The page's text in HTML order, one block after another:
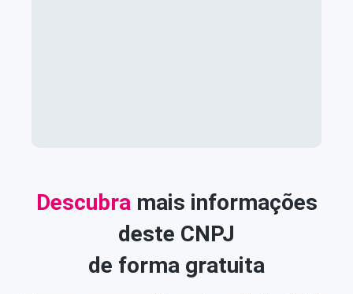
Descubramais informações
deste CNPJ
de forma gratuita